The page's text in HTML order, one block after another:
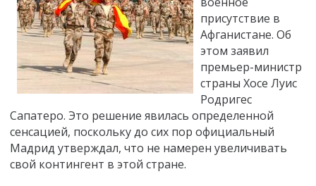
присутствие в
Афганистане. Об
этом заявил
премьер-министр
страны Хосе Луис
Родригес
Сапатеро. Это решение явилась определенной
сенсацией, поскольку до сих пор официальный
Мадрид утверждал, что не намерен увеличивать
свой контингент в этой стране.